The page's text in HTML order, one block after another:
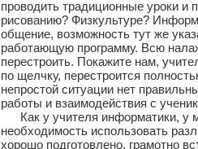
проводить традиционные уроки и
рисованию? Физкультуре?
общение, возможность тут же
работающую программу. Всю
перестроить. Покажите нам,
по щелчку, перестроится
непростой ситуации нет
работы и взаимодействия с
Как у учителя информатики, у
необходимость использовать
хорошо подготовлено, грамотно